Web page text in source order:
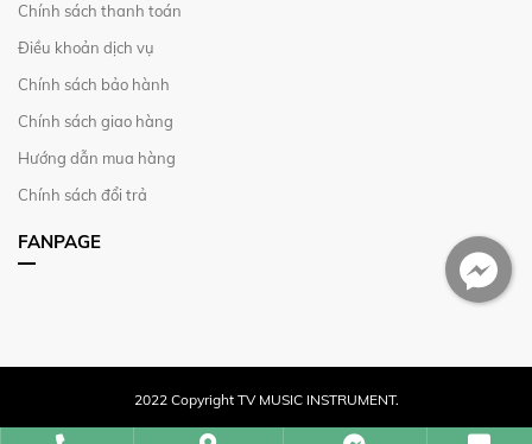
Chính sách thanh toán
Điều khoản dịch vụ
Chính sách bảo hành
Chính sách giao hàng
Hướng dẫn mua hàng
Chính sách đổi trả
FANPAGE
2022 Copyright TV MUSIC INSTRUMENT.